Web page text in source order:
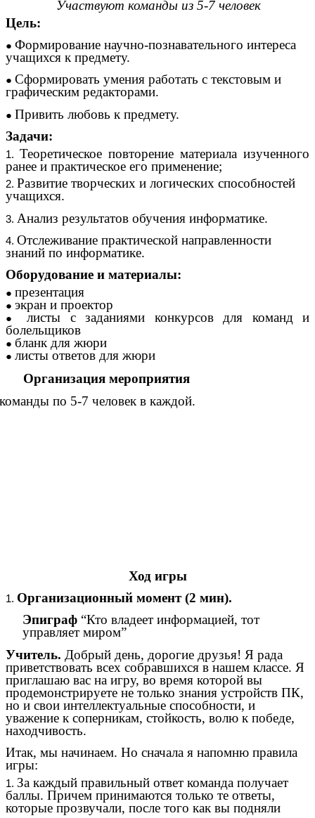
Участвуют команды из 5-7 человек
Цель:
Формирование научно-познавательного интереса
учащихся к предмету.
Сформировать умения работать с текстовым и
графическим редакторами.
Привить любовь к предмету.
Задачи:
Теоретическое повторение материала изученного
ранее и практическое его применение;
Развитие творческих и логических способностей
учащихся.
Анализ результатов обучения информатике.
Отслеживание практической направленности
знаний по информатике.
Оборудование и материалы:
презентация
экран и проектор
листы с заданиями конкурсов для команд и
болельщиков
бланк для жюри
листы ответов для жюри
Организация мероприятия
по 5-7 человек в каждой.
Ход игры
Организационный момент (2 мин).
Эпиграф “Кто владеет информацией, тот
управляет миром”
Учитель. Добрый день, дорогие друзья! Я рада
приветствовать всех собравшихся в нашем классе. Я
приглашаю вас на игру, во время которой вы
продемонстрируете не только знания устройств ПК,
но и свои интеллектуальные способности, и
уважение к соперникам, стойкость, волю к победе,
находчивость.
Итак, мы начинаем. Но сначала я напомню правила
игры:
За каждый правильный ответ команда получает
баллы. Причем принимаются только те ответы,
которые прозвучали, после того как вы подняли